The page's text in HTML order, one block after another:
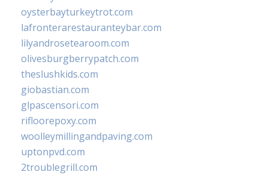
oysterbayturkeytrot.com
lafronterarestauranteybar.com
lilyandrosetearoom.com
olivesburgberrypatch.com
theslushkids.com
giobastian.com
glpascensori.com
rifloorepoxy.com
woolleymillingandpaving.com
uptonpvd.com
2troublegrill.com